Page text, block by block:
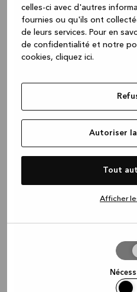
celles-ci avec d'autres
fournies ou qu'ils ont
de leurs services. Pour en
de confidentialité et notre
cookies, cliquez ici.
Autoriser
Tout
Afficher